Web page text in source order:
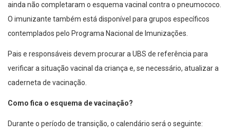
ainda não completaram o esquema vacinal contra o pneumococo.
O imunizante também está disponível para grupos específicos
contemplados pelo Programa Nacional de Imunizações.
Pais e responsáveis devem procurar a UBS de referência para
verificar a situação vacinal da criança e, se necessário, atualizar a
caderneta de vacinação.
Como fica o esquema de vacinação?
Durante o período de transição, o calendário será o seguinte: